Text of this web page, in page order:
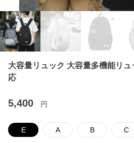
大容量リュック 大容量多機能リ
応
5,400 円
E A B C